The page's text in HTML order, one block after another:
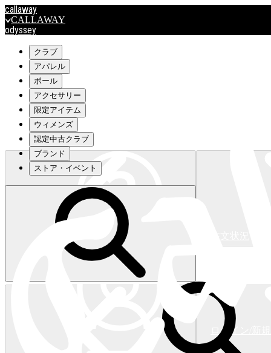
callaway
CALLAWAY
odyssey
travismathew
outlet
OUTLET
キャロウェイアパレルはこちら>>>
キャロウェイアパレルはこちら>>>
ログイン/新
クラブ
アパレル
ボール
アクセサリー
限定アイテム
ウィメンズ
認定中古クラブ
ブランド
ストア・イベント